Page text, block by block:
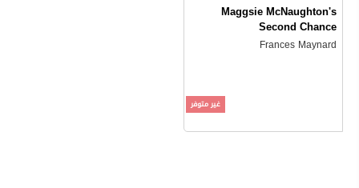
Maggsie McNaughton's
Second Chance
Frances Maynard
غير متوفر